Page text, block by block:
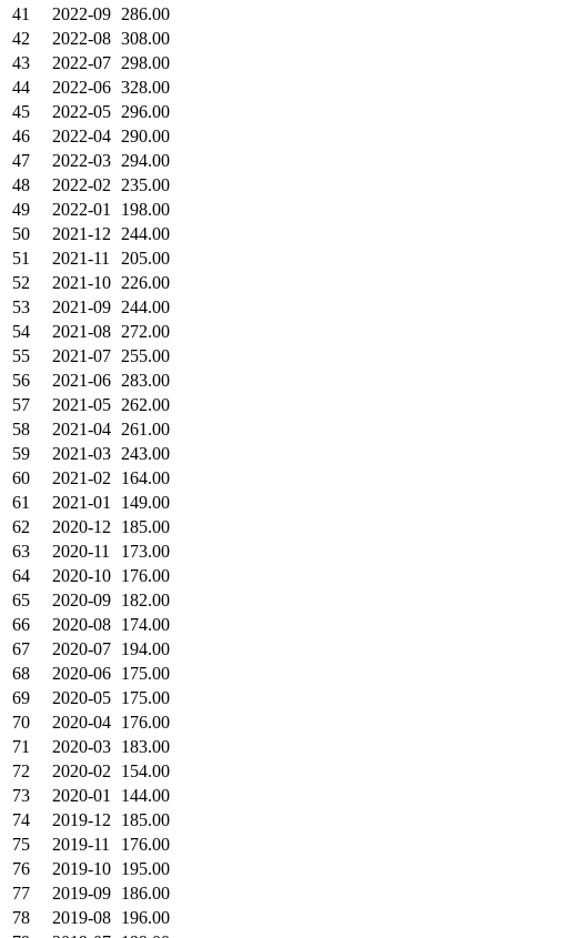
41
2022-09 286.00
42
2022-08 308.00
43
2022-07 298.00
44
2022-06 328.00
45
2022-05 296.00
46
2022-04 290.00
47
2022-03 294.00
48
2022-02
235.00
49
2022-01
198.00
50
2021-12
244.00
51
2021-11
205.00
52
2021-10 226.00
53
2021-09 244.00
54
2021-08 272.00
55
2021-07 255.00
56
2021-06 283.00
57
2021-05 262.00
58
2021-04 261.00
59
2021-03 243.00
60
2021-02
164.00
61
2021-01
149.00
62
2020-12
185.00
63
2020-11
173.00
64
2020-10 176.00
65
2020-09 182.00
66
2020-08 174.00
67
2020-07 194.00
68
2020-06 175.00
69
2020-05 175.00
70
2020-04 176.00
71
2020-03 183.00
72
2020-02
154.00
73
2020-01
144.00
74
2019-12
185.00
75
2019-11
176.00
76
2019-10 195.00
77
2019-09 186.00
78
2019-08 196.00